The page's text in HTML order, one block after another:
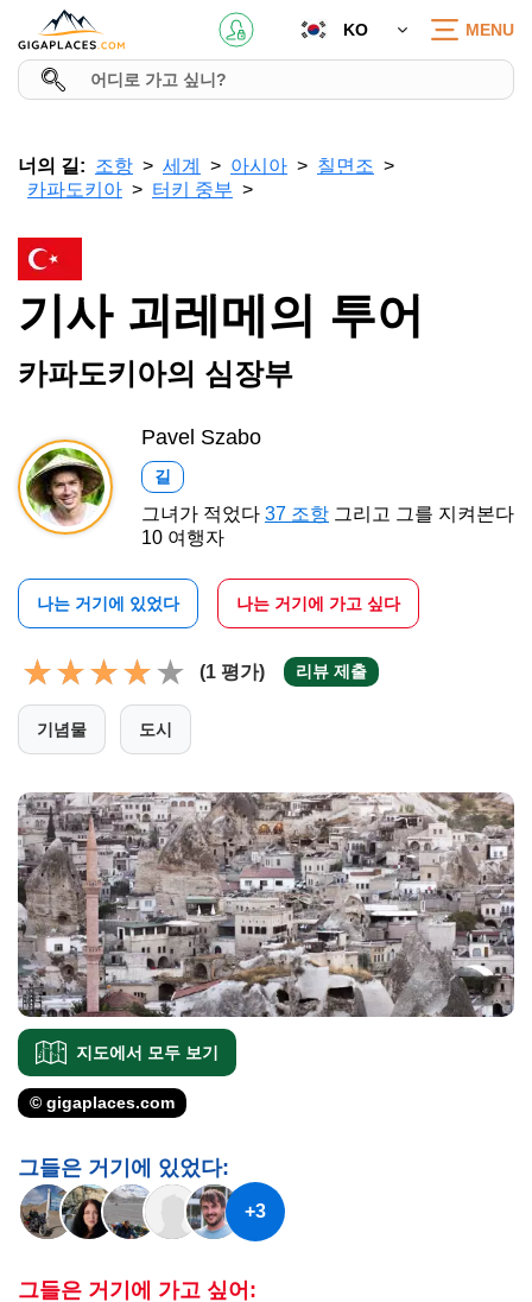
KO MENU
너의 길: 조항 세계 아시아
칠면조
카파도키아
터키 중부
기사 괴레메의 투어
카파도키아의 심장부
Pavel Szabo
길
그녀가 적었다 37 조항 그리고 그를 지켜본다
10 여행자
나는 거기에 있었다 나는 거기에 가고 싶다
(1 평가) 리뷰 제출
기념물 도시
지도에서 모두 보기
© gigaplaces.com
그들은 거기에 있었다:
+3
그들은 거기에 가고 싶어: